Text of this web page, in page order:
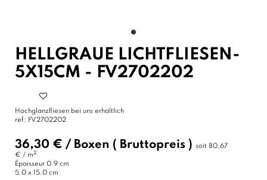
HELLGRAUE LICHTFLIESEN-
5X15CM - FV2702202
Hochglanzfliesen bei uns erhältlich
ref: FV2702202
36,30 € / Boxen ( Bruttopreis ) soit 80,67
€ / m2
Épaisseur 0.9 cm
5.0 x 15.0 cm